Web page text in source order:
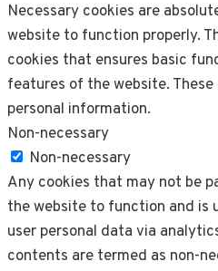
Necessary cookies are
website to function properly.
cookies that ensures basic
features of the website.
personal information.
Non-necessary
Non-necessary
Any cookies that may not be
the website to function and is
user personal data via
contents are termed as non-